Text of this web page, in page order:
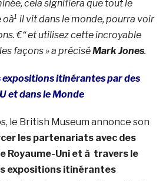
cela signifiera que tout le
il vit dans le monde, pourra voir
€“ et utilisez cette incroyable
façons » a préciséMark Jones.
expositions itinérantes par des
et dans le Monde
le British Museum annonce son
les partenariats avec des
Royaume-Uni et à travers le
expositions itinérantes